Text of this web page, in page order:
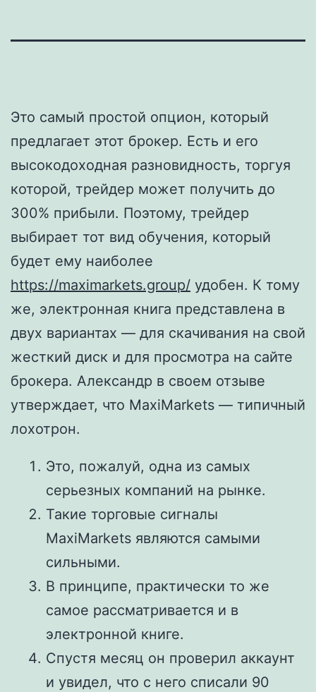
Это самый простой опцион, который
предлагает этот брокер. Есть и его
высокодоходная разновидность, торгуя
которой, трейдер может получить до
300% прибыли. Поэтому, трейдер
выбирает тот вид обучения, который
будет ему наиболее
https://maximarkets.group/ удобен. К тому
же, электронная книга представлена в
двух вариантах — для скачивания на свой
жесткий диск и для просмотра на сайте
брокера. Александр в своем отзыве
утверждает, что MaxiMarkets — типичный
лохотрон.
Это, пожалуй, одна из самых
серьезных компаний на рынке.
Такие торговые сигналы
MaxiMarkets являются самыми
сильными.
В принципе, практически то же
самое рассматривается и в
электронной книге.
Спустя месяц он проверил аккаунт
и увидел, что с него списали 90